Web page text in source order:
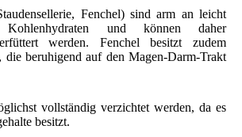
Fenchel) sind arm an leicht
Kohlenhydraten und können daher
werden. Fenchel besitzt zudem
die beruhigend auf den Magen-Darm-Trakt
vollständig verzichtet werden, da es
besitzt.